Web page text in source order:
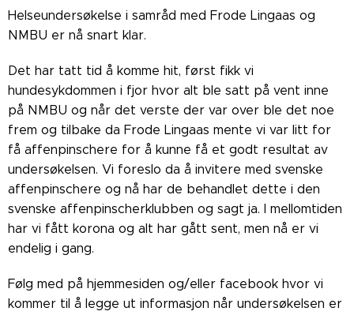
Helseundersøkelse i samråd med Frode Lingaas og
NMBU er nå snart klar.
Det har tatt tid å komme hit, først fikk vi
hundesykdommen i fjor hvor alt ble satt på vent inne
på NMBU og når det verste der var over ble det noe
frem og tilbake da Frode Lingaas mente vi var litt for
få affenpinschere for å kunne få et godt resultat av
undersøkelsen. Vi foreslo da å invitere med svenske
affenpinschere og nå har de behandlet dette i den
svenske affenpinscherklubben og sagt ja. I mellomtiden
har vi fått korona og alt har gått sent, men nå er vi
endelig i gang.
Følg med på hjemmesiden og/eller facebook hvor vi
kommer til å legge ut informasjon når undersøkelsen er